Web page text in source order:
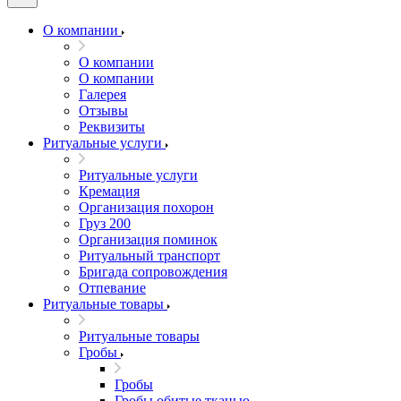
О компании
О компании
О компании
Галерея
Отзывы
Реквизиты
Ритуальные услуги
Ритуальные услуги
Кремация
Организация похорон
Груз 200
Организация поминок
Ритуальный транспорт
Бригада сопровождения
Отпевание
Ритуальные товары
Ритуальные товары
Гробы
Гробы